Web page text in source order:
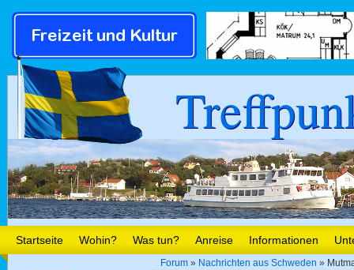
Startseite Wohin? Was tun? Anreise Informationen
Forum » Nachrichten aus Schweden »